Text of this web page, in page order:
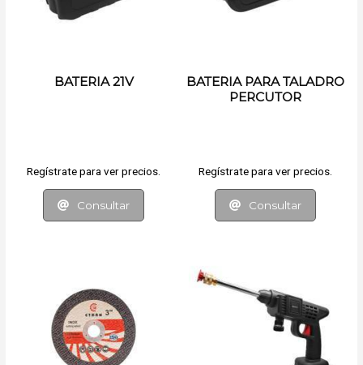
BATERIA 21V
Regístrate para ver precios.
Consultar
BATERIA PARA TALADRO
PERCUTOR
Regístrate para ver precios.
Consultar